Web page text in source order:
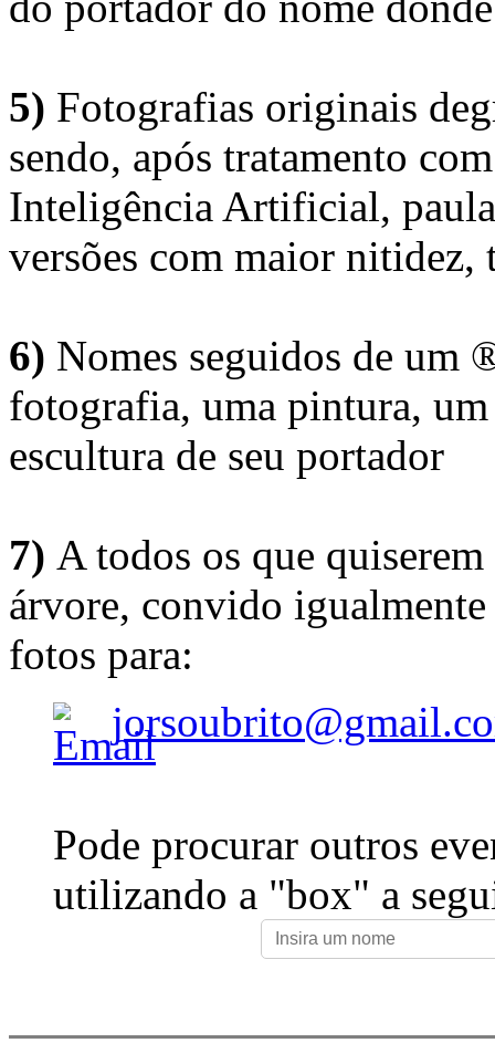
5) Fotografias originais
sendo, após tratamento
Inteligência Artificial,
versões com maior nitidez,
6) Nomes seguidos de um
fotografia, uma pintura,
escultura de seu portador
7) A todos os que
árvore, convido
fotos para:
Pode procurar outros
utilizando a "box" a